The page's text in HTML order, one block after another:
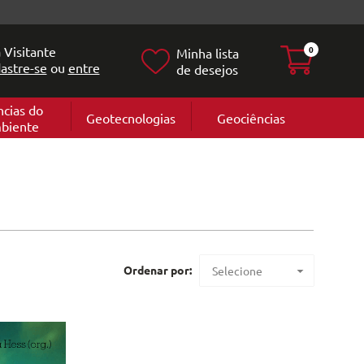
Visitante
se ou entre
Minha lista
de desejos
0
do
Geociências
Geotecnologias
Ordenar por: Selecione